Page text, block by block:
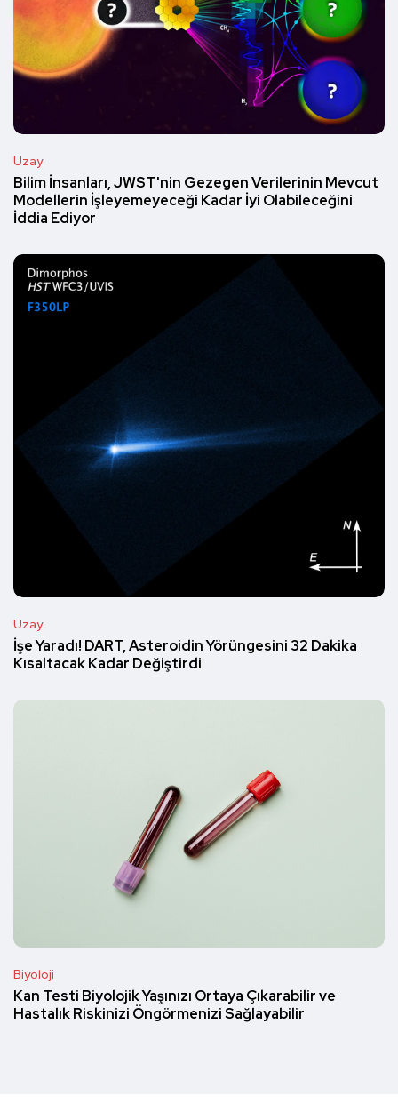
Uzay
Bilim İnsanları, JWST'nin Gezegen Verilerinin Mevcut
Modellerin İşleyemeyeceği Kadar İyi Olabileceğini
İddia Ediyor
Uzay
İşe Yaradı! DART, Asteroidin Yörüngesini 32 Dakika
Kısaltacak Kadar Değiştirdi
Biyoloji
Kan Testi Biyolojik Yaşınızı Ortaya Çıkarabilir ve
Hastalık Riskinizi Öngörmenizi Sağlayabilir